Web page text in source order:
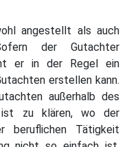
angestellt als auch
der Gutachter
er in der Regel ein
erstellen kann.
außerhalb des
ist zu klären, wo der
beruflichen Tätigkeit